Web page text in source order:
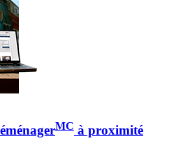
MC à proximité